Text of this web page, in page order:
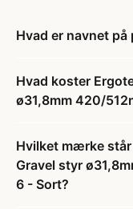
Hvad er navnet
Hvad koster
ø31,8mm 420/
Hvilket mærke står
Gravel styr
6 - Sort?